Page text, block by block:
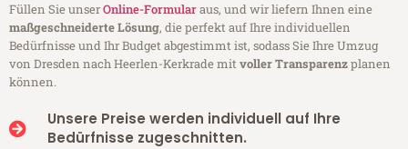
Füllen Sie unserOnline-Formularaus, und wir liefern Ihnen eine
maßgeschneiderte Lösung, die perfekt auf Ihre individuellen
Bedürfnisse und Ihr Budget abgestimmt ist, sodass Sie Ihre Umzug
von Dresden nach Heerlen-Kerkrade mitvoller Transparenzplanen
können.
Unsere Preise werden individuell auf Ihre
Bedürfnisse zugeschnitten.